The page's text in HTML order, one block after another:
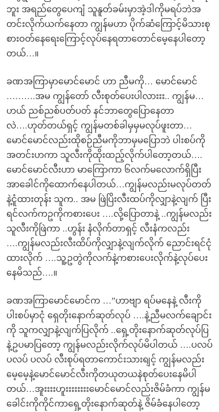
ဘူး အရည်တွေပေကျံ သူနူတ်ခမ်းမှာအဲ့ဒါကိုမရပ်ဘဲအ
တင်းလိုက်ယက်နေတာ ကျွန်မဟာ ပိုက်ဆံကြောင့်မိသားစု
စားဝတ်နေရေးကြောင့်လုပ်နေရတာတောင်မေ့နေပါတော့
တယ်…။
ခဏအကြာမှာမောင်မောင် ဟာ ညီမကို… မောင်မောင်
……….အမ ကျွန်တော် လီးစုတ်ပေးပါလားးး.. ကျွန်မ…
ဟယ် ညစ်ညစ်ပတ်ပတ် နင်ဘာတွေပြောနေတာ
လဲ….ဟုတ်တယ်ရှင့် ကျွန်မတစ်ခါမှမှမလုပ်ဖူးတာ…
မောင်မောင်လည်းထိုစဉ်ညီမကိုဘာမှမပြောဘဲ ပါးစပ်ကို
အတင်းဟကာ သူလီးကိုထိုးထည့်လိုက်ပါတော့တယ်….
မောင်မောင်လီးဟာ မာကြောကာ ၆လက်မလောက်ရှိပြီး
အာခေါင်ကိုထောက်နေပါတယ်…ကျွန်မလည်းမလုပ်တတ်
နဲ့ငူံထားတုန်း သူက.. အမ ဖြဲပြိးလီးထပ်ကိုလျှာနဲ့လျက် ပြီး
ရင်လက်ကဥကိုကစားပေး ….လို့ပြောတာနဲ့ ..ကျွန်မလည်း
သူလီးကိုဖြဲကာ ..ဟွန်း နံလိုက်တာရှင့် လီးနံကလည်း
….ကျွန်မလည်းလီးထိပ်ကိုလျှာနဲ့လျက်လိုက် ညောင်းရင်ငုံ
ထားလိုက် ….သူ့ဥတွဲကိုလက်နဲ့ကစားပေးလိုက်နဲ့လုပ်ပေး
နေမိသည်….။
ခဏအကြာမောင်မောင်က …”ဟာဗျာ ရပ်မနေနဲ့ လီးကို
ပါးစပ်မှာငုံ ရှေတိုးနောက်ဆုတ်လုပ် ….နဲ့ညီမလက်ချောင်း
ကို သူကလျှာနဲ့လျက်ပြလိုက် ..ရှေ့တိုးနောက်ဆုတ်လုပ်ပြ
နဲ့ဥပမာပြတော့ ကျွန်မလည်းလိုက်လုပ်မိပါတယ် ….ပလပ်
ပလပ် ပလပ် လီးစုပ်ရတာကောင်းသားရျင့် ကျွန်မလည်း
မေ့မေ့နဲ့မောင်မောင်လီးကိုတယုတယနဲစုတ်ပေးနေမိပါ
တယ်…အူးးးးဟူးးးးးးးးမောင်မောင်လည်းဇိမ်ခံကာ ကျွန်မ
ခေါင်းကိုကိုင်ကာရှေ့တိုးနောက်ဆုတ်နဲ့ ဇိမ်ခံနေပါတော့